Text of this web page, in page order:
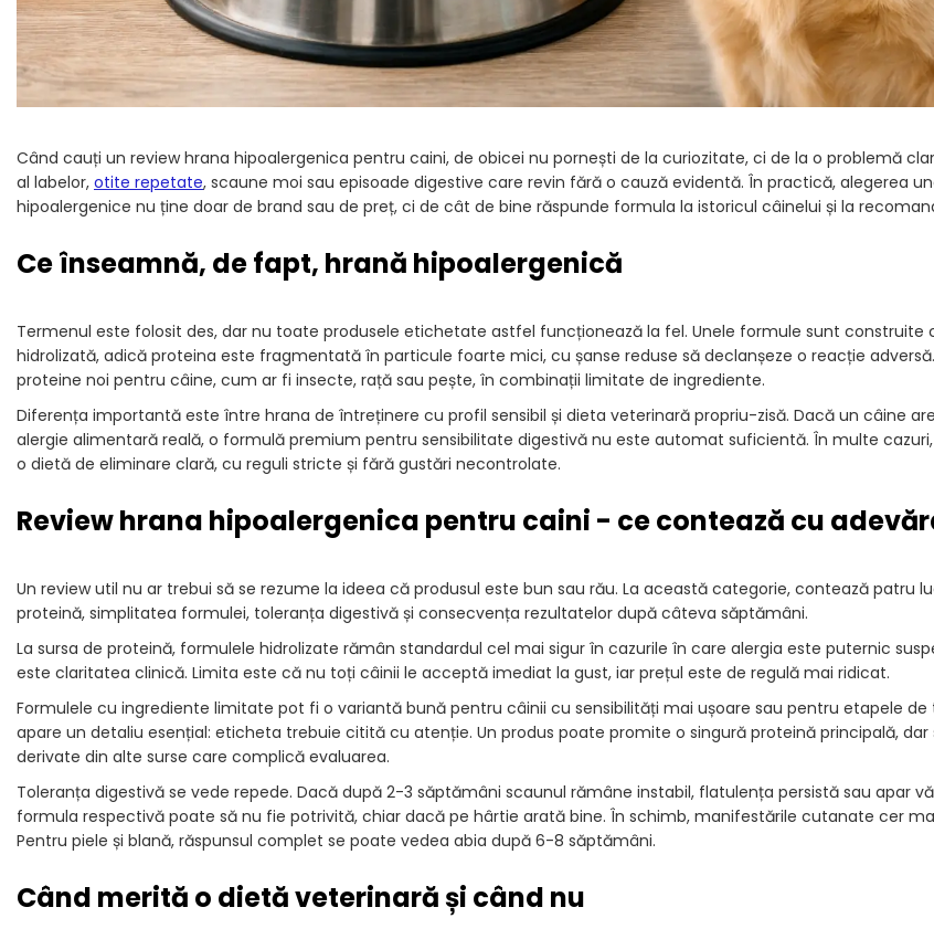
Când cauți un review hrana hipoalergenica pentru caini, de obicei nu pornești de la curiozitate, ci de la o problemă
al labelor, otite repetate, scaune moi sau episoade digestive care revin fără o cauză evidentă. În practică, alegerea
hipoalergenice nu ține doar de brand sau de preț, ci de cât de bine răspunde formula la istoricul câinelui și la
Ce înseamnă, de fapt, hrană hipoalergenică
Termenul este folosit des, dar nu toate produsele etichetate astfel funcționează la fel. Unele formule sunt construite
hidrolizată, adică proteina este fragmentată în particule foarte mici, cu șanse reduse să declanșeze o reacție
proteine noi pentru câine, cum ar fi insecte, rață sau pește, în combinații limitate de ingrediente.
Diferența importantă este între hrana de întreținere cu profil sensibil și dieta veterinară propriu-zisă. Dacă un câine
alergie alimentară reală, o formulă premium pentru sensibilitate digestivă nu este automat suficientă. În multe
o dietă de eliminare clară, cu reguli stricte și fără gustări necontrolate.
Review hrana hipoalergenica pentru caini - ce contează cu
Un review util nu ar trebui să se rezume la ideea că produsul este bun sau rău. La această categorie, contează patru
proteină, simplitatea formulei, toleranța digestivă și consecvența rezultatelor după câteva săptămâni.
La sursa de proteină, formulele hidrolizate rămân standardul cel mai sigur în cazurile în care alergia este puternic
este claritatea clinică. Limita este că nu toți câinii le acceptă imediat la gust, iar prețul este de regulă mai ridicat.
Formulele cu ingrediente limitate pot fi o variantă bună pentru câinii cu sensibilități mai ușoare sau pentru etapele de
apare un detaliu esențial: eticheta trebuie citită cu atenție. Un produs poate promite o singură proteină principală, dar
derivate din alte surse care complică evaluarea.
Toleranța digestivă se vede repede. Dacă după 2-3 săptămâni scaunul rămâne instabil, flatulența persistă sau apar
formula respectivă poate să nu fie potrivită, chiar dacă pe hârtie arată bine. În schimb, manifestările cutanate cer
Pentru piele și blană, răspunsul complet se poate vedea abia după 6-8 săptămâni.
Când merită o dietă veterinară și când nu